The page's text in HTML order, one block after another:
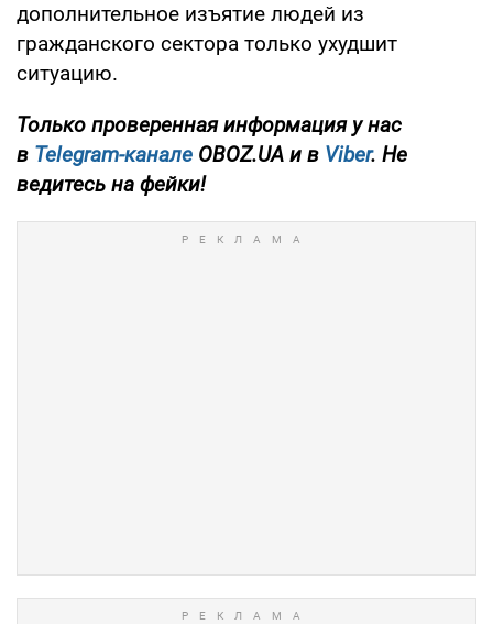
дополнительное изъятие людей из
гражданского сектора только ухудшит
ситуацию.
Только проверенная информация у нас
в Telegram-канале OBOZ.UA и в Viber. Не
ведитесь на фейки!